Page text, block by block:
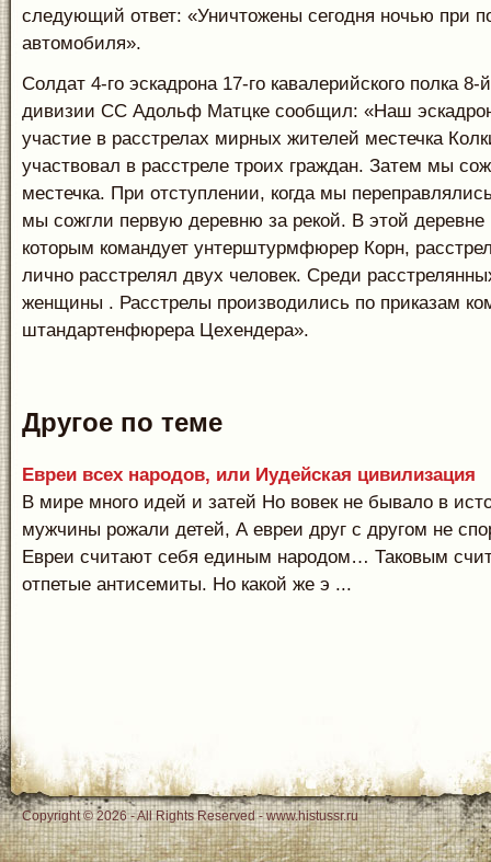
следующий ответ: «Уничтожены сегодня ночью при
автомобиля».
Солдат 4-го эскадрона 17-го кавалерийского полка 8-
дивизии СС Адольф Матцке сообщил: «Наш
участие в расстрелах мирных жителей местечка
участвовал в расстреле троих граждан. Затем мы
местечка. При отступлении, когда мы
мы сожгли первую деревню за рекой. В этой
которым командует унтерштурмфюрер Корн,
лично расстрелял двух человек. Среди
женщины . Расстрелы производились по приказам
штандартенфюрера Цехендера».
Другое по теме
Евреи всех народов, или Иудейская цивилизация
В мире много идей и затей Но вовек не бывало в
мужчины рожали детей, А евреи друг с другом не
Евреи считают себя единым народом… Таковым
отпетые антисемиты. Но какой же э ...
Copyright © 2026 - All Rights Reserved - www.histussr.ru